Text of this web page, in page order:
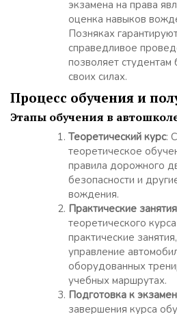
экзамена на права
оценка навыков
Позняках
справедливое
позволяет
своих силах.
Процесс обучения и
Этапы обучения в
Теоретический курс:
теоретическое
правила дорожного
безопасности и
вождения.
Практические занятия
теоретического
практические
управление
оборудованных
учебных маршрутах.
Подготовка к
завершения курса